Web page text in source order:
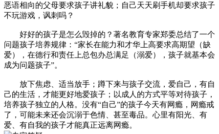
恶语相向的父母要求孩子讲礼貌；自己天天刷手机却要求孩子
不玩游戏，讽刺吗？
好好的孩子是怎么毁掉的？著名教育专家郑委总结了一个
问题孩子培养规律：“家长在能力和才华上高要求高期望（缺
爱），在德行和责任上总包办总满足（溺爱），孩子就基本会
成为问题孩子”。
放下焦虑、适当放手；蹲下来与孩子交流，爱自己，有自
己的生活，才能更好地爱孩子；以成人的方式平等对待孩子，
培养孩子独立的人格。没有“自己”的孩子今天有网瘾，网瘾戒
了，可能未来还会沉溺于色情、甚至毒品。心里有阳光、有
爱、有自我的孩子才能真正远离网瘾。